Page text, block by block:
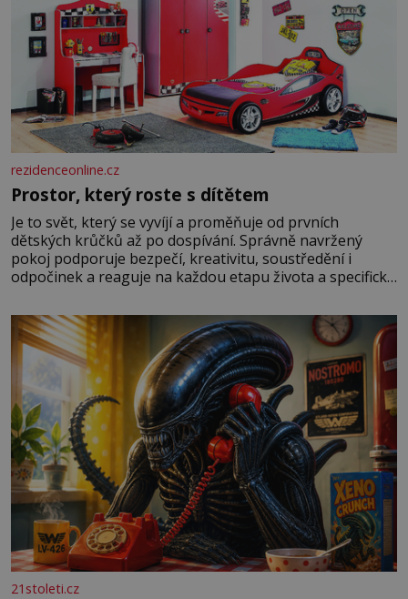
rezidenceonline.cz
Prostor, který roste s dítětem
Je to svět, který se vyvíjí a proměňuje od prvních
dětských krůčků až po dospívání. Správně navržený
pokoj podporuje bezpečí, kreativitu, soustředění i
odpočinek a reaguje na každou etapu života a specifické
měkkost a bezpečí, proto by pokoj miminka měl působit
především klidně a útulně. Předškolní věk je
21stoleti.cz